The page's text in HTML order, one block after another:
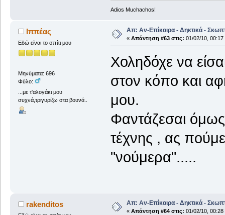
Adios Muchachos!
Ιππέας
Εδώ είναι το σπίτι μου
Μηνύματα: 696
Φύλο:
...με τ'αλογάκι μου
συχνά,τριγυρίζω στα βουνά..
Απ: Αν-Επίκαιρα - Δηκτικά -
« Απάντηση #63 στις: 01/02/10, 00:17
Χοληδόχε να
στον κόπο και
μου.
Φαντάζεσαι
τέχνης , ας
"νούμερα".....
rakenditos Απ: Αν-Επίκαιρα - Δηκτικά -
« Απάντηση #64 στις: 01/02/10, 00:28